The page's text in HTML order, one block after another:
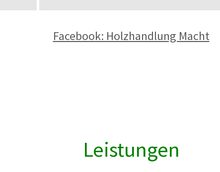
Facebook: Holzhandlung Macht
Leistungen